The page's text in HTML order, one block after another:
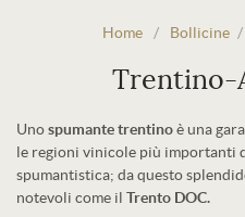
Home / Bollicine /
Unospumante trentinoè una
le regioni vinicole più importanti
spumantistica; da questo
notevoli come il Trento DOC.